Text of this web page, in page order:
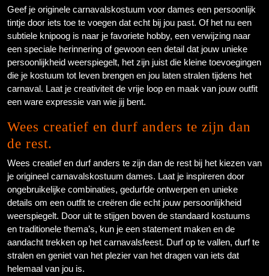
Geef je originele carnavalskostuum voor dames een persoonlijk
tintje door iets toe te voegen dat echt bij jou past. Of het nu een
subtiele knipoog is naar je favoriete hobby, een verwijzing naar
een speciale herinnering of gewoon een detail dat jouw unieke
persoonlijkheid weerspiegelt, het zijn juist die kleine toevoegingen
die je kostuum tot leven brengen en jou laten stralen tijdens het
carnaval. Laat je creativiteit de vrije loop en maak van jouw outfit
een ware expressie van wie jij bent.
Wees creatief en durf anders te zijn dan
de rest.
Wees creatief en durf anders te zijn dan de rest bij het kiezen van
je origineel carnavalskostuum dames. Laat je inspireren door
ongebruikelijke combinaties, gedurfde ontwerpen en unieke
details om een outfit te creëren die echt jouw persoonlijkheid
weerspiegelt. Door uit te stijgen boven de standaard kostuums
en traditionele thema’s, kun je een statement maken en de
aandacht trekken op het carnavalsfeest. Durf op te vallen, durf te
stralen en geniet van het plezier van het dragen van iets dat
helemaal van jou is.